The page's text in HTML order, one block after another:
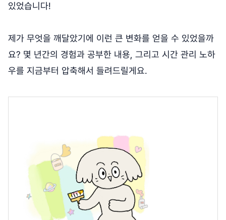
있었습니다!
제가 무엇을 깨달았기에 이런 큰 변화를 얻을 수 있었을까
요? 몇 년간의 경험과 공부한 내용, 그리고 시간 관리 노하
우를 지금부터 압축해서 들려드릴게요.